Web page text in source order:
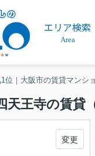
エリア検索
Area
1位｜大阪市の賃貸マンシ
天王寺の賃
変更